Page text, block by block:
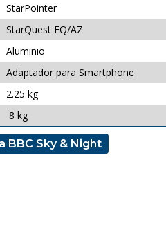
StarPointer
StarQuest EQ/AZ
Aluminio
Adaptador para Smartphone
2.25 kg
8 kg
BBC Sky & Night